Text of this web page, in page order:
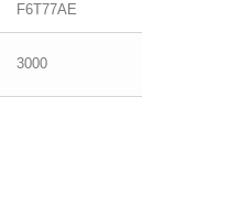
F6T77AE
3000